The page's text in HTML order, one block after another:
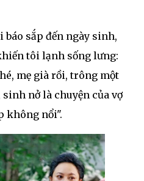
báo sắp đến ngày sinh,
tôi lạnh sống lưng:
mẹ già rồi, trông một
sinh nở là chuyện của vợ
không nổi".